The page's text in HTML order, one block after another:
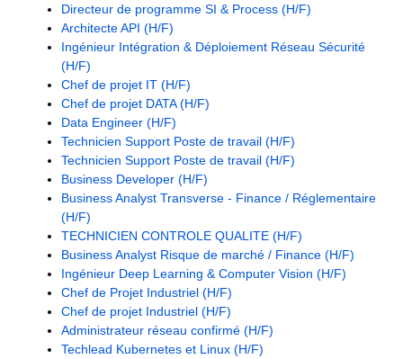
Directeur de programme SI & Process (H/F)
Architecte API (H/F)
Ingénieur Intégration & Déploiement Réseau Sécurité
(H/F)
Chef de projet IT (H/F)
Chef de projet DATA (H/F)
Data Engineer (H/F)
Technicien Support Poste de travail (H/F)
Technicien Support Poste de travail (H/F)
Business Developer (H/F)
Business Analyst Transverse - Finance / Réglementaire
(H/F)
TECHNICIEN CONTROLE QUALITE (H/F)
Business Analyst Risque de marché / Finance (H/F)
Ingénieur Deep Learning & Computer Vision (H/F)
Chef de Projet Industriel (H/F)
Chef de projet Industriel (H/F)
Administrateur réseau confirmé (H/F)
Techlead Kubernetes et Linux (H/F)